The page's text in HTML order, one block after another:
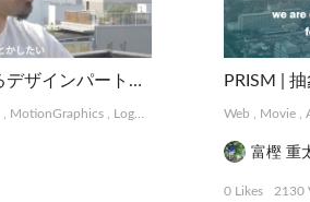
Flap | 共感から始まるデザインパートナーシップサービス
MotionGraphics Logo, Card Package, Book,
Web Movie ,
富樫 重
0 Likes 2130